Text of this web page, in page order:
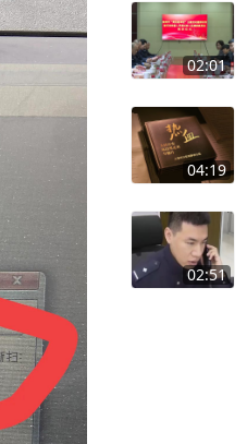
02:01
04:19
02:51